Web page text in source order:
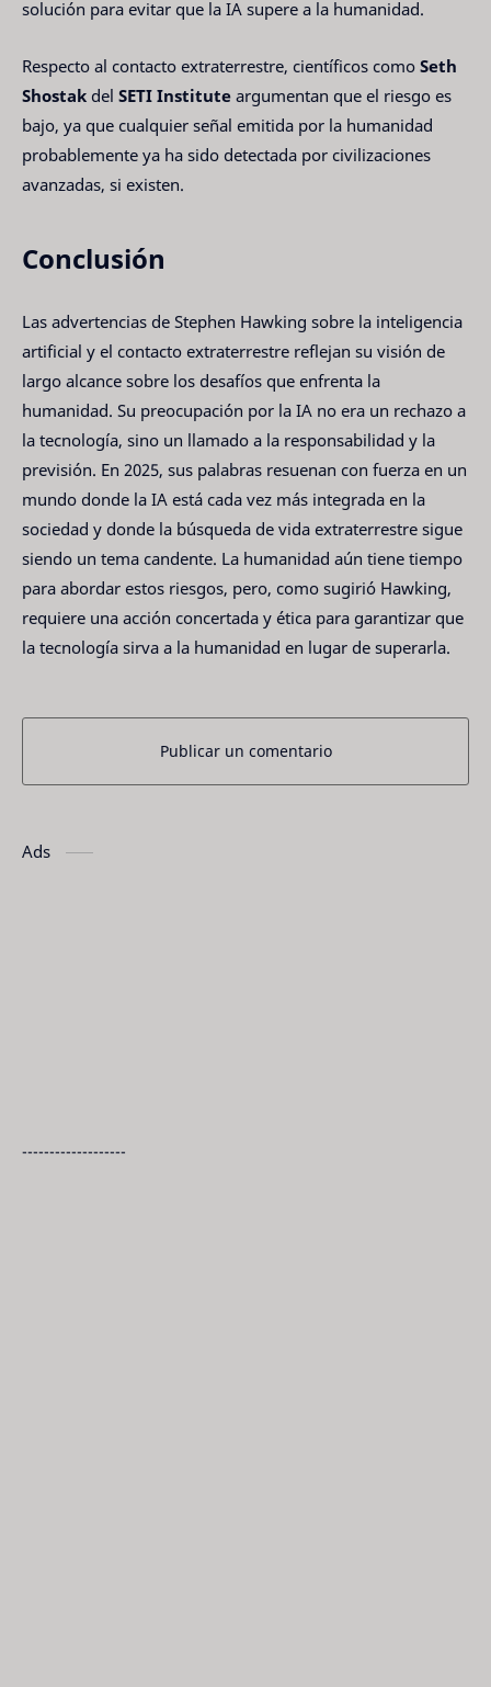
solución para evitar que la IA supere a la humanidad.
Respecto al contacto extraterrestre, científicos como Seth
Shostak del SETI Institute argumentan que el riesgo es
bajo, ya que cualquier señal emitida por la humanidad
probablemente ya ha sido detectada por civilizaciones
avanzadas, si existen.
Conclusión
Las advertencias de Stephen Hawking sobre la inteligencia
artificial y el contacto extraterrestre reflejan su visión de
largo alcance sobre los desafíos que enfrenta la
humanidad. Su preocupación por la IA no era un rechazo a
la tecnología, sino un llamado a la responsabilidad y la
previsión. En 2025, sus palabras resuenan con fuerza en un
mundo donde la IA está cada vez más integrada en la
sociedad y donde la búsqueda de vida extraterrestre sigue
siendo un tema candente. La humanidad aún tiene tiempo
para abordar estos riesgos, pero, como sugirió Hawking,
requiere una acción concertada y ética para garantizar que
la tecnología sirva a la humanidad en lugar de superarla.
Publicar un comentario
Ads
-------------------